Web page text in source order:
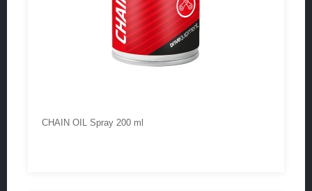
CHAIN OIL Spray 200 ml